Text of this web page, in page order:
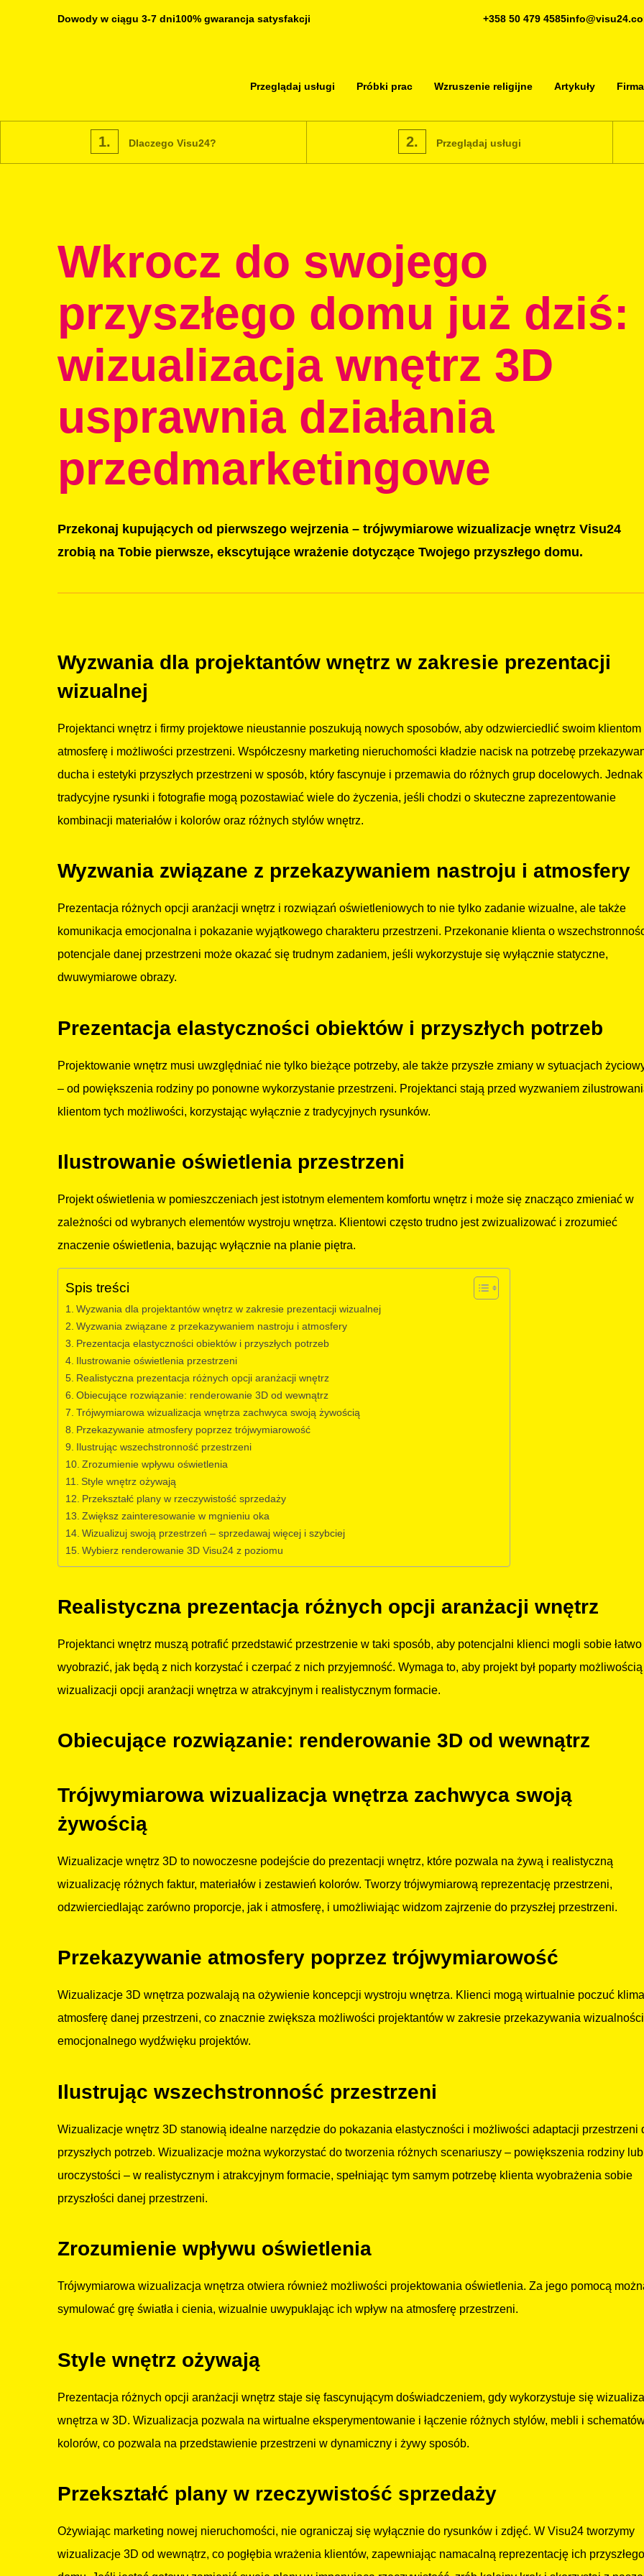
Dowody w ciągu 3-7 dni100% gwarancja satysfakcji +358 50 479 4585
Przeglądaj usługi Próbki prac Wzruszenie religijne Artykuły Firma
1. Dlaczego Visu24? 2. Przeglądaj usługi
Wkrocz do swojego
przyszłego domu już dziś:
wizualizacja wnętrz 3D
usprawnia działania
przedmarketingowe
Przekonaj kupujących od pierwszego wejrzenia – trójwymiarowe wizualizacje wnętrz Visu24
zrobią na Tobie pierwsze, ekscytujące wrażenie dotyczące Twojego przyszłego domu.
Wyzwania dla projektantów wnętrz w zakresie prezentacji
wizualnej
Projektanci wnętrz i firmy projektowe nieustannie poszukują nowych sposobów, aby odzwierciedlić swoim klientom
atmosferę i możliwości przestrzeni. Współczesny marketing nieruchomości kładzie nacisk na potrzebę
ducha i estetyki przyszłych przestrzeni w sposób, który fascynuje i przemawia do różnych grup docelowych. Jednak
tradycyjne rysunki i fotografie mogą pozostawiać wiele do życzenia, jeśli chodzi o skuteczne zaprezentowanie
kombinacji materiałów i kolorów oraz różnych stylów wnętrz.
Wyzwania związane z przekazywaniem nastroju i atmosfery
Prezentacja różnych opcji aranżacji wnętrz i rozwiązań oświetleniowych to nie tylko zadanie wizualne, ale także
komunikacja emocjonalna i pokazanie wyjątkowego charakteru przestrzeni. Przekonanie klienta o
potencjale danej przestrzeni może okazać się trudnym zadaniem, jeśli wykorzystuje się wyłącznie statyczne,
dwuwymiarowe obrazy.
Prezentacja elastyczności obiektów i przyszłych potrzeb
Projektowanie wnętrz musi uwzględniać nie tylko bieżące potrzeby, ale także przyszłe zmiany w sytuacjach
– od powiększenia rodziny po ponowne wykorzystanie przestrzeni. Projektanci stają przed wyzwaniem
klientom tych możliwości, korzystając wyłącznie z tradycyjnych rysunków.
Ilustrowanie oświetlenia przestrzeni
Projekt oświetlenia w pomieszczeniach jest istotnym elementem komfortu wnętrz i może się znacząco zmieniać w
zależności od wybranych elementów wystroju wnętrza. Klientowi często trudno jest zwizualizować i zrozumieć
znaczenie oświetlenia, bazując wyłącznie na planie piętra.
Spis treści
Wyzwania dla projektantów wnętrz w zakresie prezentacji wizualnej
Wyzwania związane z przekazywaniem nastroju i atmosfery
Prezentacja elastyczności obiektów i przyszłych potrzeb
Ilustrowanie oświetlenia przestrzeni
Realistyczna prezentacja różnych opcji aranżacji wnętrz
Obiecujące rozwiązanie: renderowanie 3D od wewnątrz
Trójwymiarowa wizualizacja wnętrza zachwyca swoją żywością
Przekazywanie atmosfery poprzez trójwymiarowość
Ilustrując wszechstronność przestrzeni
Zrozumienie wpływu oświetlenia
Style wnętrz ożywają
Przekształć plany w rzeczywistość sprzedaży
Zwiększ zainteresowanie w mgnieniu oka
Wizualizuj swoją przestrzeń – sprzedawaj więcej i szybciej
Wybierz renderowanie 3D Visu24 z poziomu
Realistyczna prezentacja różnych opcji aranżacji wnętrz
Projektanci wnętrz muszą potrafić przedstawić przestrzenie w taki sposób, aby potencjalni klienci mogli sobie łatwo
wyobrazić, jak będą z nich korzystać i czerpać z nich przyjemność. Wymaga to, aby projekt był poparty możliwością
wizualizacji opcji aranżacji wnętrza w atrakcyjnym i realistycznym formacie.
Obiecujące rozwiązanie: renderowanie 3D od wewnątrz
Trójwymiarowa wizualizacja wnętrza zachwyca swoją
żywością
Wizualizacje wnętrz 3D to nowoczesne podejście do prezentacji wnętrz, które pozwala na żywą i realistyczną
wizualizację różnych faktur, materiałów i zestawień kolorów. Tworzy trójwymiarową reprezentację przestrzeni,
odzwierciedlając zarówno proporcje, jak i atmosferę, i umożliwiając widzom zajrzenie do przyszłej przestrzeni.
Przekazywanie atmosfery poprzez trójwymiarowość
Wizualizacje 3D wnętrza pozwalają na ożywienie koncepcji wystroju wnętrza. Klienci mogą wirtualnie poczuć
atmosferę danej przestrzeni, co znacznie zwiększa możliwości projektantów w zakresie przekazywania
emocjonalnego wydźwięku projektów.
Ilustrując wszechstronność przestrzeni
Wizualizacje wnętrz 3D stanowią idealne narzędzie do pokazania elastyczności i możliwości adaptacji przestrzeni
przyszłych potrzeb. Wizualizacje można wykorzystać do tworzenia różnych scenariuszy – powiększenia rodziny lub
uroczystości – w realistycznym i atrakcyjnym formacie, spełniając tym samym potrzebę klienta wyobrażenia sobie
przyszłości danej przestrzeni.
Zrozumienie wpływu oświetlenia
Trójwymiarowa wizualizacja wnętrza otwiera również możliwości projektowania oświetlenia. Za jego pomocą
symulować grę światła i cienia, wizualnie uwypuklając ich wpływ na atmosferę przestrzeni.
Style wnętrz ożywają
Prezentacja różnych opcji aranżacji wnętrz staje się fascynującym doświadczeniem, gdy wykorzystuje się
wnętrza w 3D. Wizualizacja pozwala na wirtualne eksperymentowanie i łączenie różnych stylów, mebli i
kolorów, co pozwala na przedstawienie przestrzeni w dynamiczny i żywy sposób.
Przekształć plany w rzeczywistość sprzedaży
Ożywiając marketing nowej nieruchomości, nie ograniczaj się wyłącznie do rysunków i zdjęć. W Visu24 tworzymy
wizualizacje 3D od wewnątrz, co pogłębia wrażenia klientów, zapewniając namacalną reprezentację ich przyszłego